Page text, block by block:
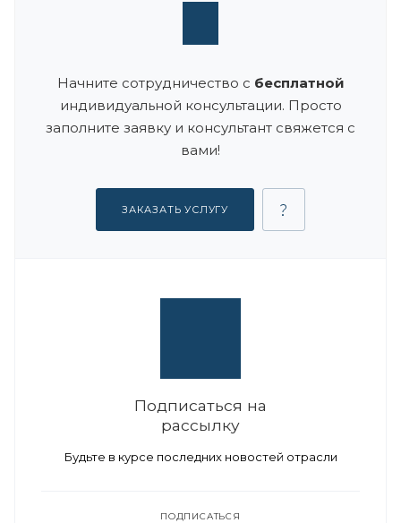
Начните сотрудничество с бесплатной
индивидуальной консультации. Просто
заполните заявку и консультант свяжется с
вами!
ЗАКАЗАТЬ УСЛУГУ
Подписаться на
рассылку
Будьте в курсе последних новостей отрасли
ПОДПИСАТЬСЯ